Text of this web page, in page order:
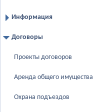
Информация
Договоры
Проекты договоров
Аренда общего имущества
Охрана подъездов